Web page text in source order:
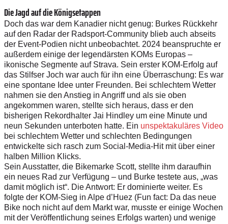
Die Jagd auf die Königsetappen
Doch das war dem Kanadier nicht genug: Burkes Rückkehr
auf den Radar der Radsport-Community blieb auch abseits
der Event-Podien nicht unbeobachtet. 2024 beanspruchte er
außerdem einige der legendärsten KOMs Europas –
ikonische Segmente auf Strava. Sein erster KOM-Erfolg auf
das Stilfser Joch war auch für ihn eine Überraschung: Es war
eine spontane Idee unter Freunden. Bei schlechtem Wetter
nahmen sie den Anstieg in Angriff und als sie oben
angekommen waren, stellte sich heraus, dass er den
bisherigen Rekordhalter Jai Hindley um eine Minute und
neun Sekunden unterboten hatte. Ein unspektakuläres Video
bei schlechtem Wetter und schlechten Bedingungen
entwickelte sich rasch zum Social-Media-Hit mit über einer
halben Million Klicks.
Sein Ausstatter, die Bikemarke Scott, stellte ihm daraufhin
ein neues Rad zur Verfügung – und Burke testete aus, „was
damit möglich ist“. Die Antwort: Er dominierte weiter. Es
folgte der KOM-Sieg in Alpe d’Huez (Fun fact: Da das neue
Bike noch nicht auf dem Markt war, musste er einige Wochen
mit der Veröffentlichung seines Erfolgs warten) und wenige